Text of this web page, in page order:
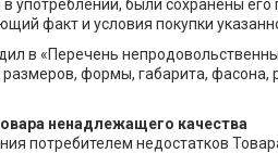
употреблении, были сохранены
факт и условия покупки
в «Перечень
размеров, формы, габарита,
ненадлежащего качества
потребителем недостатков